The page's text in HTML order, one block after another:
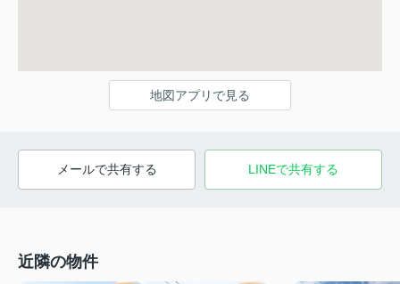
地図アプリで見る
メールで共有する LINEで共有する
近隣の物件